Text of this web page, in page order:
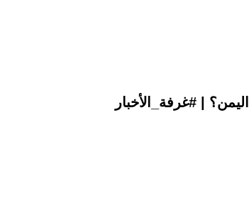
| #غرفة_الأخبار